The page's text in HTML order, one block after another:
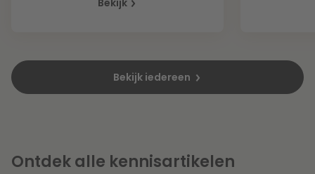
Bekijk
Bekijk iedereen
Ontdek alle kennisartikelen